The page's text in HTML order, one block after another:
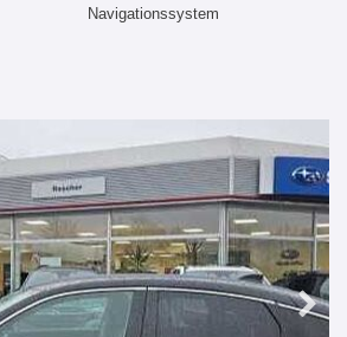
Navigationssystem